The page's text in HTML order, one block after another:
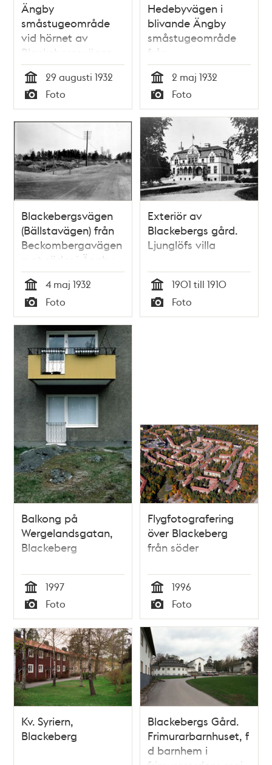
Ängby
småstugeområde
vid hörnet av
Blackebergsvägen
och Ängbyvägen
mot norr
Tid
29 augusti 1932
Typ
Foto
Hedebyvägen i
blivande Ängby
småstugeområde
från
Blackebergsvägen
(Bällstavägen)
österut mot Stora
Ängby gård
Tid
2 maj 1932
Typ
Foto
Blackebergsvägen
(Bällstavägen) från
Beckombergavägen
mot söder i Ängby
småstugeområde
som är under
byggnad
Tid
4 maj 1932
Typ
Foto
Exteriör av
Blackebergs gård.
Ljunglöfs villa
Tid
1901 till 1910
Typ
Foto
Balkong på
Wergelandsgatan,
Blackeberg
Tid
1997
Typ
Foto
Flygfotografering
över Blackeberg
från söder
Tid
1996
Typ
Foto
Kv. Syriern,
Blackeberg
Blackebergs Gård.
Frimurarbarnhuset, f
d barnhem i